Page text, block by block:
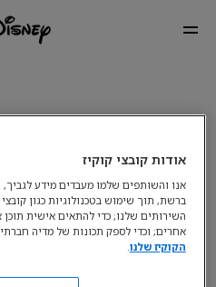
אודות קובצי קוקיז
אנו והשותפים שלמו מעבדים מידע
ברשת, תוך שימוש בטכנולוגיות כגון
השירותים שלנו; כדי להתאים אישית
אחרים; וכדי לספק תכונות של מדיה
הקוקיז שלנו